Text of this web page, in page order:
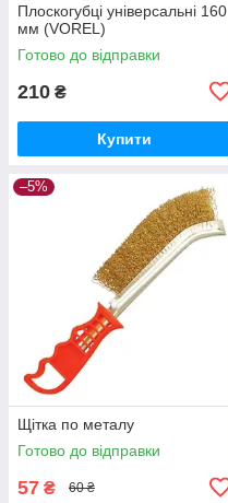
Плоскогубці універсальні 160
мм (VOREL)
Готово до відправки
210 ₴
Купити
–5%
Щітка по металу
Готово до відправки
57 ₴ 60 ₴